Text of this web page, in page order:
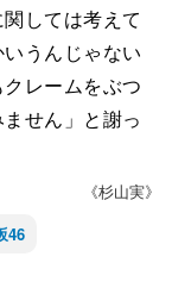
しては考えて
うんじゃない
レームをぶつ
せん」と謝っ
《杉山実》
46